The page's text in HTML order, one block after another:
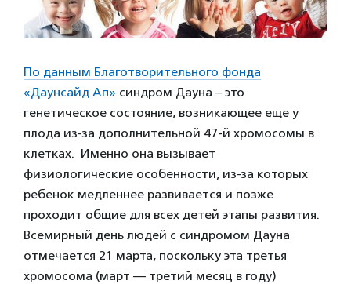
По данным Благотворительного фонда
«Даунсайд Ап» синдром Дауна – это
генетическое состояние, возникающее еще у
плода из-за дополнительной 47-й хромосомы в
клетках. Именно она вызывает
физиологические особенности, из-за которых
ребенок медленнее развивается и позже
проходит общие для всех детей этапы развития.
Всемирный день людей с синдромом Дауна
отмечается 21 марта, поскольку эта третья
хромосома (март — третий месяц в году)